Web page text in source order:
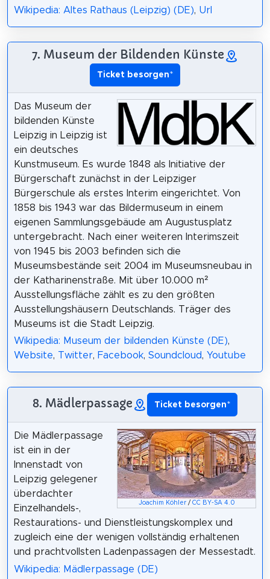
Wikipedia: Altes Rathaus (Leipzig) (DE), Url
7. Museum der Bildenden Künste
Ticket besorgen*
Das Museum der
bildenden Künste
Leipzig in Leipzig ist
ein deutsches
Kunstmuseum. Es wurde 1848 als Initiative der
Bürgerschaft zunächst in der Leipziger
Bürgerschule als erstes Interim eingerichtet. Von
1858 bis 1943 war das Bildermuseum in einem
eigenen Sammlungsgebäude am Augustusplatz
untergebracht. Nach einer weiteren Interimszeit
von 1945 bis 2003 befinden sich die
Museumsbestände seit 2004 im Museumsneubau in
der Katharinenstraße. Mit über 10.000 m²
Ausstellungsfläche zählt es zu den größten
Ausstellungshäusern Deutschlands. Träger des
Museums ist die Stadt Leipzig.
Wikipedia: Museum der bildenden Künste (DE),
Website, Twitter, Facebook, Soundcloud, Youtube
8. Mädlerpassage Ticket besorgen*
Joachim Köhler/ CC BY-SA 4.0
Die Mädlerpassage
ist ein in der
Innenstadt von
Leipzig gelegener
überdachter
Einzelhandels-,
Restaurations- und Dienstleistungskomplex und
zugleich eine der wenigen vollständig erhaltenen
und prachtvollsten Ladenpassagen der Messestadt.
Wikipedia: Mädlerpassage (DE)